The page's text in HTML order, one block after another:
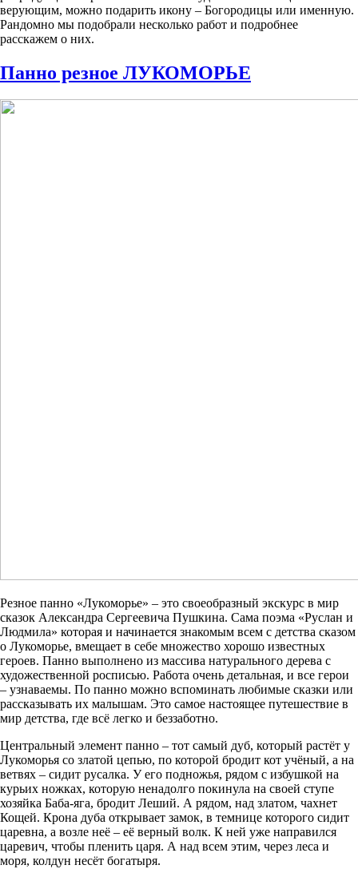
верующим, можно подарить икону – Богородицы или именную.
Рандомно мы подобрали несколько работ и подробнее
расскажем о них.
Панно резное ЛУКОМОРЬЕ
Резное панно «Лукоморье» – это своеобразный экскурс в мир
сказок Александра Сергеевича Пушкина. Сама поэма «Руслан и
Людмила» которая и начинается знакомым всем с детства сказом
о Лукоморье, вмещает в себе множество хорошо известных
героев. Панно выполнено из массива натурального дерева с
художественной росписью. Работа очень детальная, и все герои
– узнаваемы. По панно можно вспоминать любимые сказки или
рассказывать их малышам. Это самое настоящее путешествие в
мир детства, где всё легко и беззаботно.
Центральный элемент панно – тот самый дуб, который растёт у
Лукоморья со златой цепью, по которой бродит кот учёный, а на
ветвях – сидит русалка. У его подножья, рядом с избушкой на
курьих ножках, которую ненадолго покинула на своей ступе
хозяйка Баба-яга, бродит Леший. А рядом, над златом, чахнет
Кощей. Крона дуба открывает замок, в темнице которого сидит
царевна, а возле неё – её верный волк. К ней уже направился
царевич, чтобы пленить царя. А над всем этим, через леса и
моря, колдун несёт богатыря.